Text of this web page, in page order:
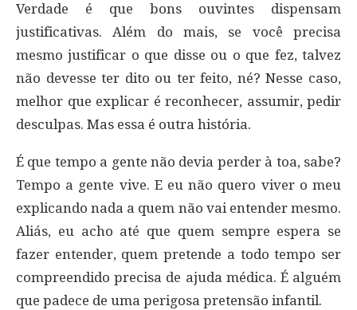
Verdade é que bons ouvintes dispensam
justificativas. Além do mais, se você precisa
mesmo justificar o que disse ou o que fez, talvez
não devesse ter dito ou ter feito, né? Nesse caso,
melhor que explicar é reconhecer, assumir, pedir
desculpas. Mas essa é outra história.
É que tempo a gente não devia perder à toa, sabe?
Tempo a gente vive. E eu não quero viver o meu
explicando nada a quem não vai entender mesmo.
Aliás, eu acho até que quem sempre espera se
fazer entender, quem pretende a todo tempo ser
compreendido precisa de ajuda médica. É alguém
que padece de uma perigosa pretensão infantil.